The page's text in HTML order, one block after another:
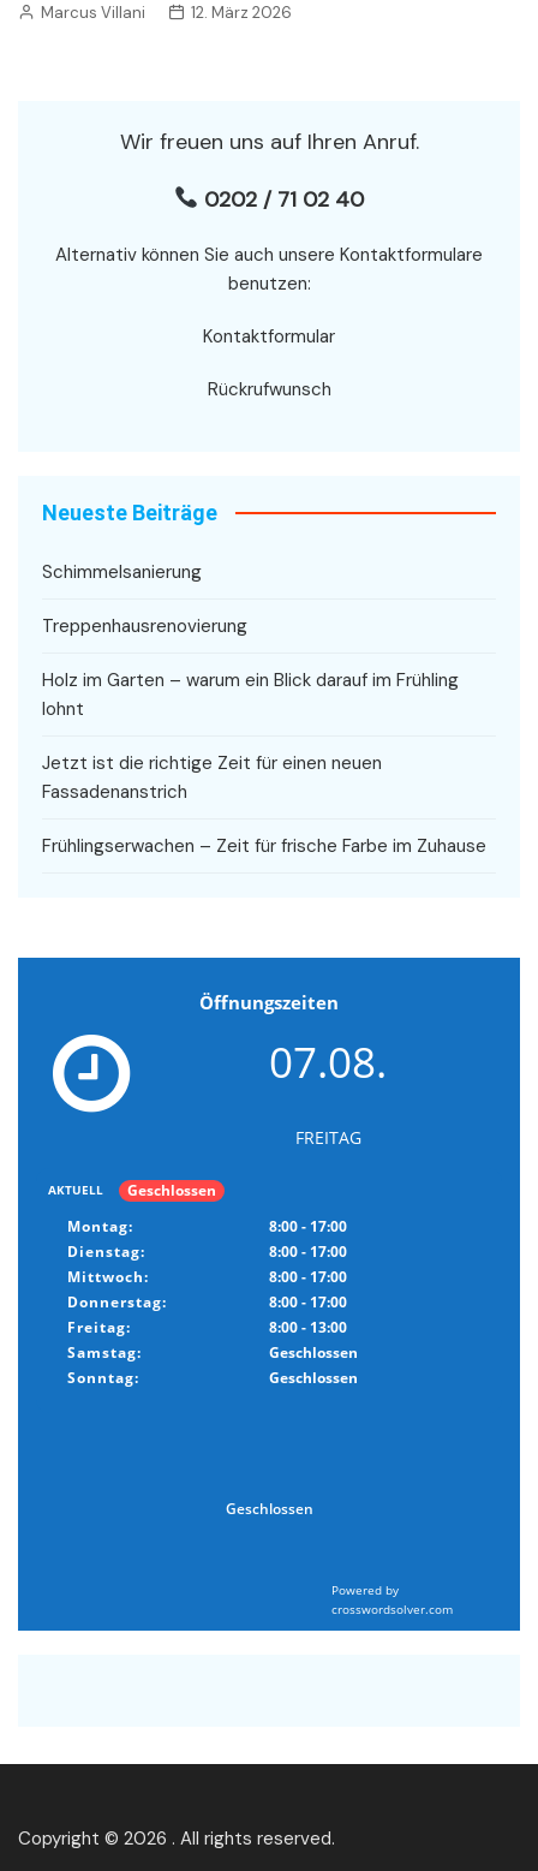
Marcus Villani 12. März 2026
Wir freuen uns auf Ihren Anruf.
0202 / 71 02 40
Alternativ können Sie auch unsere Kontaktformulare
benutzen:
Kontaktformular
Rückrufwunsch
Neueste Beiträge
Schimmelsanierung
Treppenhausrenovierung
Holz im Garten – warum ein Blick darauf im Frühling
lohnt
Jetzt ist die richtige Zeit für einen neuen
Fassadenanstrich
Frühlingserwachen – Zeit für frische Farbe im Zuhause
Öffnungszeiten
07.08.
FREITAG
AKTUELL
Geschlossen
Montag:
8:00 - 17:00
Dienstag:
8:00 - 17:00
Mittwoch:
8:00 - 17:00
Donnerstag:
8:00 - 17:00
Freitag:
8:00 - 13:00
Samstag:
Geschlossen
Sonntag:
Geschlossen
Geschlossen
Powered by
crosswordsolver.com
Copyright © 2026 . All rights reserved.